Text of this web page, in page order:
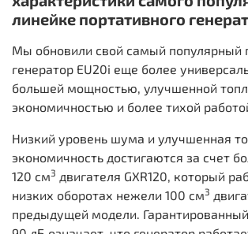
линейке портативного
Мы обновили свой самый популярный
генератор EU20i еще более
большей мощностью, улучшенной
экономичностью и более тихой
Низкий уровень шума и улучшенная
экономичность достигаются за счет
120 см3 двигателя GXR120, который
низких оборотах нежели 100 см3
предыдущей модели.